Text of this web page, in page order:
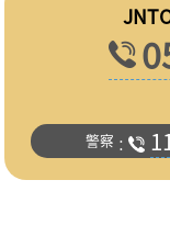
警察 ：